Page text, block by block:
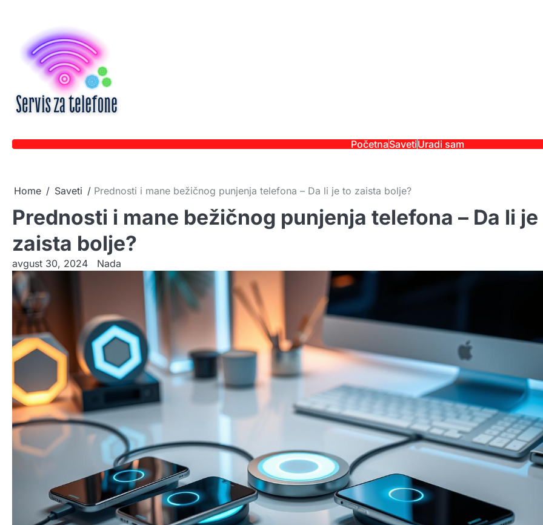
content
PočetnaSavetiUradi sam
Home Saveti Prednosti i mane bežičnog punjenja telefona – Da li je to zaista bolje?
Prednosti i mane bežičnog punjenja telefona – Da li
zaista bolje?
avgust 30, 2024 Nada